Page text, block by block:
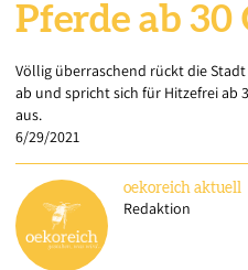
Pferde ab 30
Völlig überraschend rückt die
ab und spricht sich für Hitzefrei ab
aus.
6/29/2021
oekoreich aktuell
Redaktion